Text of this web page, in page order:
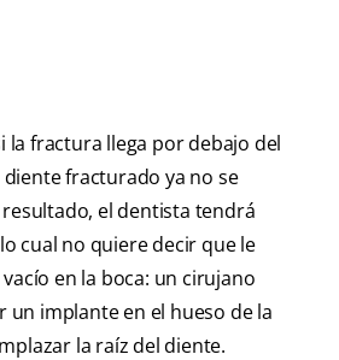
la fractura llega por debajo del
fracturado ya no se
el dentista tendrá
cual no quiere decir que le
en la boca: un cirujano
un implante en el hueso de la
la raíz del diente.